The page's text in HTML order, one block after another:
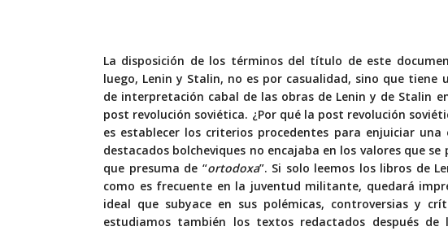
La disposición de los términos del título de este
luego, Lenin y Stalin, no es por casualidad, sino que tiene
de interpretación cabal de las obras de Lenin y de Stalin
post revolución soviética. ¿Por qué la post revolución
es establecer los criterios procedentes para enjuiciar
destacados bolcheviques no encajaba en los valores que
que presuma de “ortodoxa”. Si solo leemos los libros de
como es frecuente en la juventud militante, quedará
ideal que subyace en sus polémicas, controversias y
estudiamos también los textos redactados después de